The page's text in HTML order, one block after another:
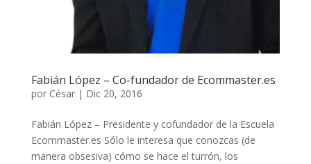
Fabián López – Co-fundador de Ecommaster.es
por César| Dic 20, 2016
Fabián López – Presidente y cofundador de la Escuela
Ecommaster.es Sólo le interesa que conozcas (de
manera obsesiva) cómo se hace el turrón, los